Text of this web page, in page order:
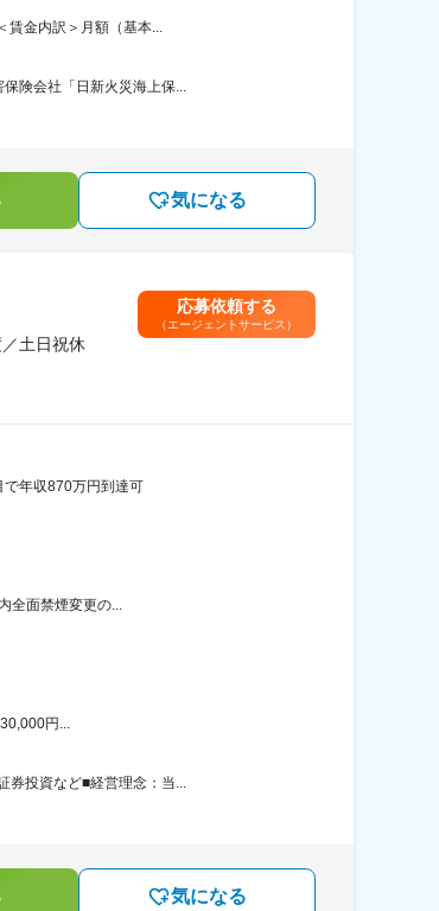
金内訳＞月額（基本...
険会社「日新火災海上保...
気になる
土日祝休
応募依頼する
（エージェントサービス）
で年収870万円到達可
面禁煙変更の...
円...
投資など■経営理念：当...
気になる